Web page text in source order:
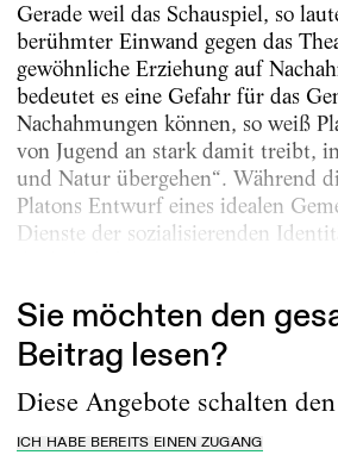
Gerade weil das Schauspiel, so
berühmter Einwand gegen das
gewöhnliche Erziehung auf
bedeutet es eine Gefahr für das
Nachahmungen können, so weiß
von Jugend an stark damit treibt,
und Natur übergehen“. Während
Platons Entwurf eines idealen
Dienste der sozialisierenden
Sie möchten den
Beitrag lesen?
Diese Angebote schalten
ICH HABE BEREITS EINEN ZUGANG